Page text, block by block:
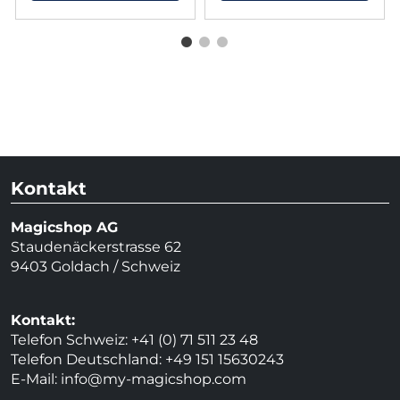
Kontakt
Magicshop AG
Staudenäckerstrasse 62
9403 Goldach / Schweiz
Kontakt:
Telefon Schweiz: +41 (0) 71 511 23 48
Telefon Deutschland: +49 151 15630243
E-Mail: info@my-magicshop.com